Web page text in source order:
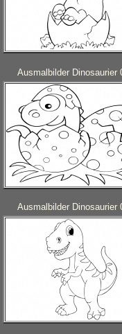
Ausmalbilder Dinosaurier
Ausmalbilder Dinosaurier